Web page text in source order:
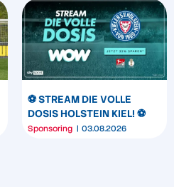
⚽️ STREAM DIE VOLLE
DOSIS HOLSTEIN KIEL! ⚽️
Sponsoring 03.08.2026